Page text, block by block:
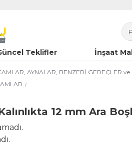
Teklifler İnşaat
AYNALAR, BENZERİ GEREÇLER
12 mm Ara